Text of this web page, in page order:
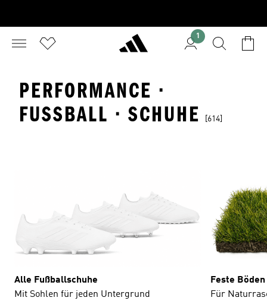
1
PERFORMANCE ·
FUSSBALL · SCHUHE
[614]
Alle Fußballschuhe
Mit Sohlen für jeden Untergrund
Feste Böden
Für